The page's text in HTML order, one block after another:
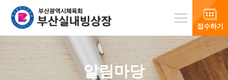
접수하기
알림마당